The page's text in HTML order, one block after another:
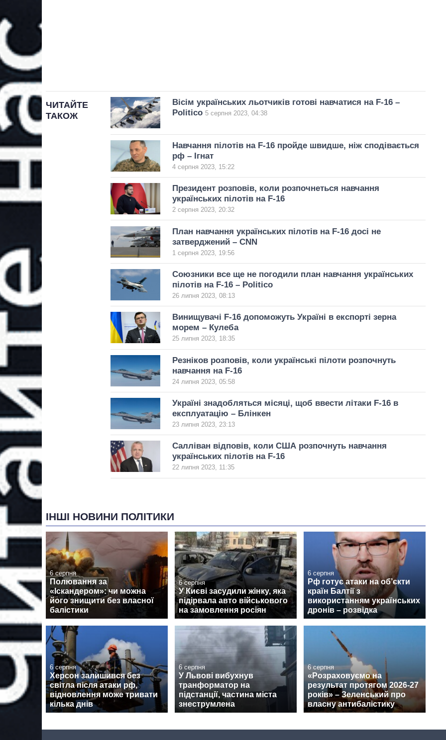
ЧИТАЙТЕ
ТАКОЖ
Вісім українських льотчиків готові навчатися на F-16 –
Politico 5 серпня 2023, 04:38
Навчання пілотів на F-16 пройде швидше, ніж сподівається
рф – Ігнат
4 серпня 2023, 15:22
Президент розповів, коли розпочнеться навчання
українських пілотів на F-16
2 серпня 2023, 20:32
План навчання українських пілотів на F-16 досі не
затверджений – CNN
1 серпня 2023, 19:56
Союзники все ще не погодили план навчання українських
пілотів на F-16 – Politico
26 липня 2023, 08:13
Винищувачі F-16 допоможуть Україні в експорті зерна
морем – Кулеба
25 липня 2023, 18:35
Резніков розповів, коли українські пілоти розпочнуть
навчання на F-16
24 липня 2023, 05:58
Україні знадобляться місяці, щоб ввести літаки F-16 в
експлуатацію – Блінкен
23 липня 2023, 23:13
Салліван відповів, коли США розпочнуть навчання
українських пілотів на F-16
22 липня 2023, 11:35
ІНШІ НОВИНИ ПОЛІТИКИ
6 серпня
Полювання за
«Іскандером»: чи можна
його знищити без власної
балістики
6 серпня
У Києві засудили жінку, яка
підірвала авто військового
на замовлення росіян
6 серпня
Рф готує атаки на об’єкти
країн Балтії з
використанням українських
дронів – розвідка
6 серпня
Херсон залишився без
світла після атаки рф,
відновлення може тривати
кілька днів
6 серпня
У Львові вибухнув
транформатор на
підстанції, частина міста
знеструмлена
6 серпня
«Розраховуємо на
результат протягом 2026-27
років» – Зеленський про
власну антибалістику